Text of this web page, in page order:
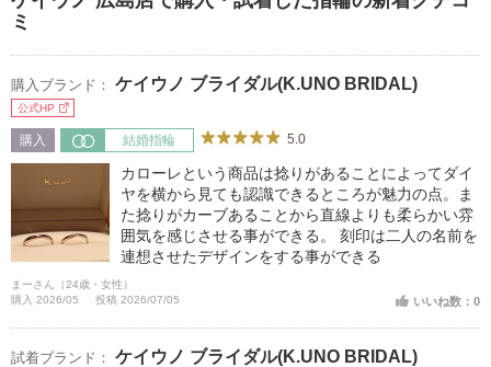
ミ
購入ブランド： ケイウノ ブライダル(K.UNO BRIDAL)
公式HP
購入 結婚指輪 5.0
カローレという商品は捻りがあることによってダイ
ヤを横から見ても認識できるところが魅力の点。ま
た捻りがカーブあることから直線よりも柔らかい雰
囲気を感じさせる事ができる。 刻印は二人の名前を
連想させたデザインをする事ができる
まーさん（24歳・女性）
購入 2026/05
投稿 2026/07/05 いいね数：0
試着ブランド： ケイウノ ブライダル(K.UNO BRIDAL)